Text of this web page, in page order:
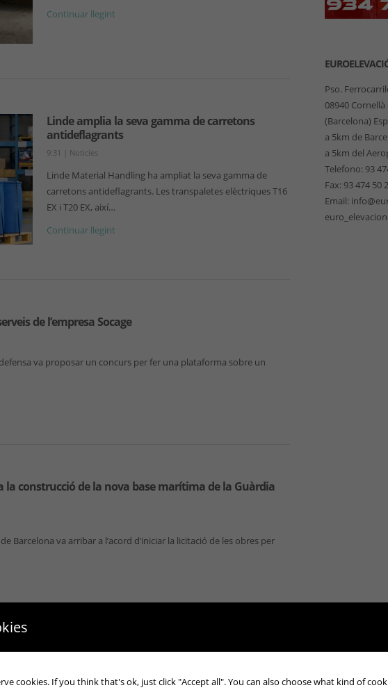
Continuar llegint
Linde amplia la seva gamma de carretons
antideflagrants
9:31 Noticies
Linde Material Handling ha ampliat la seva gamma de
carretons antideflagrants. Les transpaletes elèctriques T16
EX i T20 EX, així…
Continuar llegint
de l’empresa Socage
va proposar un concurs per fer una plataforma sobre un
la construcció de la nova base marítima de la Guàrdia
Barcelona va arribar a l’acord d’iniciar la licitació de les obres per
març
Pso.
08940
(Barcelona)
a 5km de
a 5km del
Telefono: 93
Fax: 93 474 50
Email:
cookies. If you think that's ok, just click "Accept all". You can also choose what kind of